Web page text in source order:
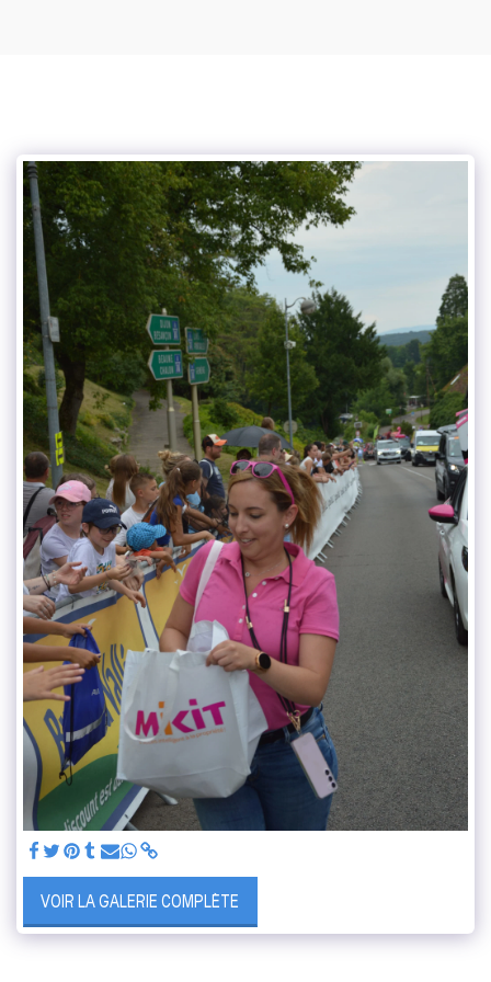
VOIR LA GALERIE COMPLÈTE